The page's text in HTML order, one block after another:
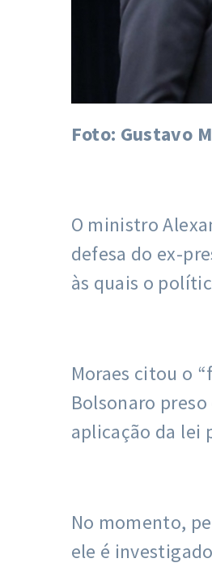
Foto: Gustavo
O ministro
defesa do ex-
às quais o
Moraes citou o
Bolsonaro
aplicação da lei
No momento,
ele é